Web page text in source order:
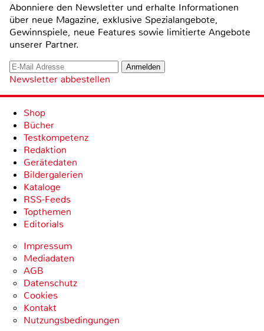
Abonniere den Newsletter und erhalte Informationen
über neue Magazine, exklusive Spezialangebote,
Gewinnspiele, neue Features sowie limitierte Angebote
unserer Partner.
Newsletter abbestellen
Shop
Bücher
Testkompetenz
Redaktion
Gerätedaten
Bildergalerien
Kataloge
RSS-Feeds
Topthemen
Editorials
Impressum
Mediadaten
AGB
Datenschutz
Cookies
Kontakt
Nutzungsbedingungen